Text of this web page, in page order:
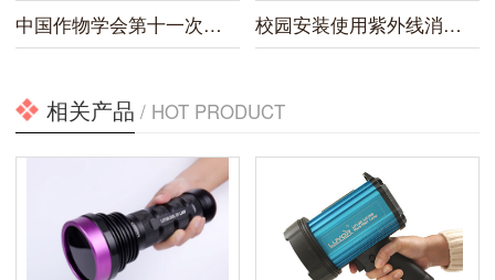
中国作物学会第十一次全国会员代表大会暨2019年学术年会 校园安装使用紫外线消毒灯新规
相关产品 / HOT PRODUCT